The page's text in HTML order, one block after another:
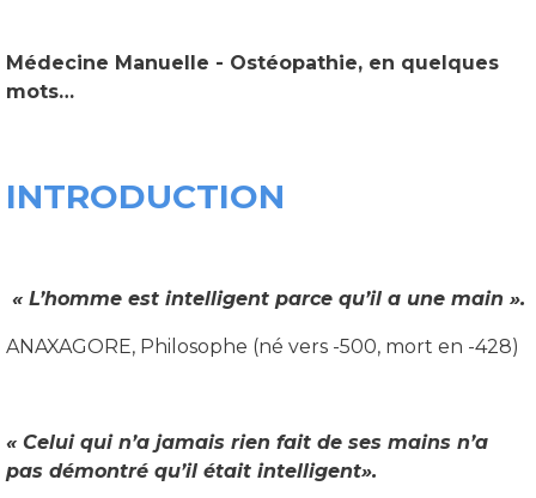
Médecine Manuelle - Ostéopathie, en quelques
mots…
INTRODUCTION
« L’homme est intelligent parce qu’il a une main ».
ANAXAGORE, Philosophe (né vers -500, mort en -428)
« Celui qui n’a jamais rien fait de ses mains n’a
pas démontré qu’il était intelligent».